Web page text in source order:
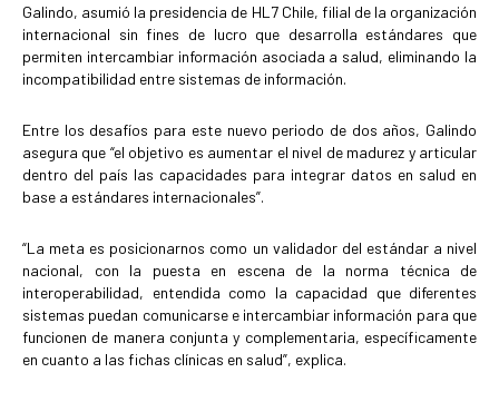
Galindo, asumió la presidencia de HL7 Chile, filial de la organización
internacional sin fines de lucro que desarrolla estándares que
permiten intercambiar información asociada a salud, eliminando la
incompatibilidad entre sistemas de información.
Entre los desafíos para este nuevo periodo de dos años, Galindo
asegura que “el objetivo es aumentar el nivel de madurez y articular
dentro del país las capacidades para integrar datos en salud en
base a estándares internacionales”.
“La meta es posicionarnos como un validador del estándar a nivel
nacional, con la puesta en escena de la norma técnica de
interoperabilidad, entendida como la capacidad que diferentes
sistemas puedan comunicarse e intercambiar información para que
funcionen de manera conjunta y complementaria, específicamente
en cuanto a las fichas clínicas en salud”, explica.